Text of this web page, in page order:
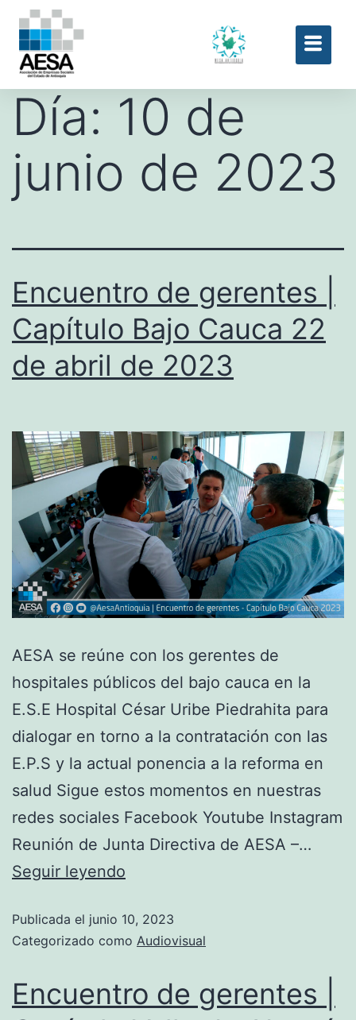
Día: 10 de
junio de 2023
Encuentro de gerentes |
Capítulo Bajo Cauca 22
de abril de 2023
AESA se reúne con los gerentes de
hospitales públicos del bajo cauca en la
E.S.E Hospital César Uribe Piedrahita para
dialogar en torno a la contratación con las
E.P.S y la actual ponencia a la reforma en
salud Sigue estos momentos en nuestras
redes sociales Facebook Youtube Instagram
Reunión de Junta Directiva de AESA –…
Seguir leyendo
Publicada el junio 10, 2023
Categorizado como Audiovisual
Encuentro de gerentes |